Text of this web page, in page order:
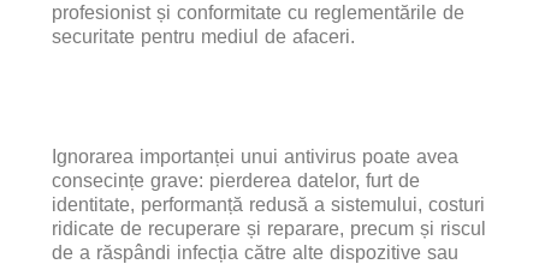
profesionist și conformitate cu reglementările de
securitate pentru mediul de afaceri.
Ignorarea importanței unui antivirus poate avea
consecințe grave: pierderea datelor, furt de
identitate, performanță redusă a sistemului, costuri
ridicate de recuperare și reparare, precum și riscul
de a răspândi infecția către alte dispozitive sau